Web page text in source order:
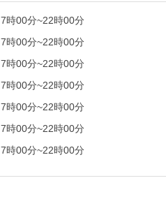
7時00分~22時00分
7時00分~22時00分
7時00分~22時00分
7時00分~22時00分
7時00分~22時00分
7時00分~22時00分
7時00分~22時00分